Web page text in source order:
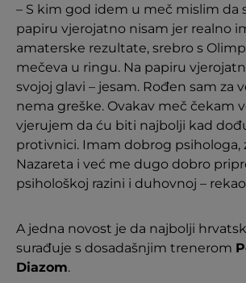
– S kim god idem u meč mislim da
papiru vjerojatno nisam jer realno
amaterske rezultate, srebro s
mečeva u ringu. Na papiru
svojoj glavi – jesam. Rođen sam za
nema greške. Ovakav meč čekam
vjerujem da ću biti najbolji kad
protivnici. Imam dobrog psihologa,
Nazareta i već me dugo dobro
psihološkoj razini i duhovnoj –
A jedna novost je da najbolji
surađuje s dosadašnjim trenerom
Diazom.